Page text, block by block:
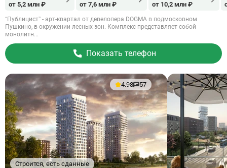
от 5,2 млн ₽ от 7,6 млн ₽ от 10,2 млн ₽
“Публицист” - арт-квартал от девелопера DOGMA в подмосковном
Пушкино, в окружении лесных зон. Комплекс представляет собой
монолитн...
Показать телефон
Строится, есть сданные
4.98 57